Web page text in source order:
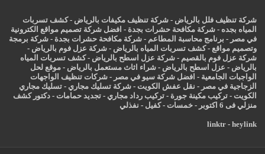
شركة تنظيف فلل بالرياض -شركة تنظيف مكيفات بالرياض -كشف تسربات
المياه بجده -شركة مكافحة حشرات بجدة - افضل شركة تصميم مواقع الكترونية
في مصر - برنامج محاسبة المطاعم -شركة مكافحة حشرات بجدة -شركة برمجة
وتصميم مواقع -كشف تسربات المياه بالرياض -شركة عزل فوم بالرياض -
شركة عزل فوم بالقصيم -شركة عزل اسطح بالرياض -كشف تسربات المياه
بالرياض - عزل اسطح بالرياض -شراء اثاث مستعمل بالرياض - موقع لحل
الواجبات الجامعية - افضل شركة سيو في مصر -شركات تنظيف الواجهات
الزجاجية في مصر - نقل عفش الكويت -شركة تسليك مجاري -تسليك مجاري
الكويت -تركيب مكينة جورة -تركيب رداد مجاري -تجديد حمامات -دكتور كشف
منزلي فى 6 اكتوبر
-خمسات -كفيل - نفذلي
linktr- heylink